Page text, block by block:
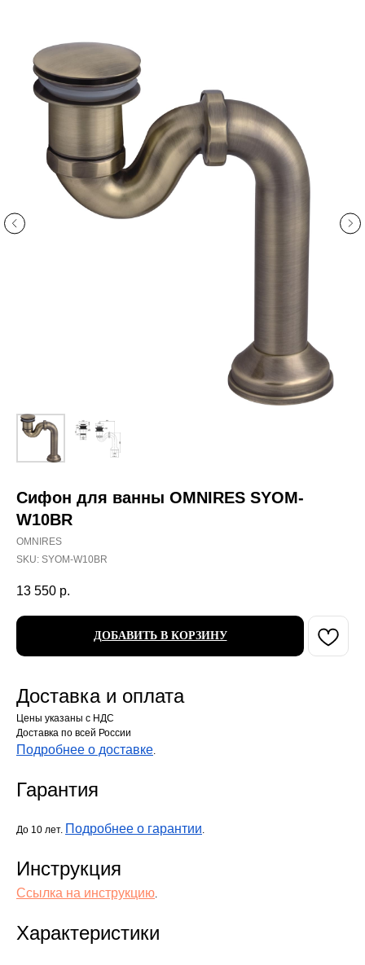
Сифон для ванны OMNIRES SYOM-
W10BR
OMNIRES
SKU: SYOM-W10BR
13 550 р.
ДОБАВИТЬ В КОРЗИНУ
Доставка и оплата
Цены указаны с НДС
Доставка по всей России
Подробнее о доставке.
Гарантия
До 10 лет. Подробнее о гарантии.
Инструкция
Ссылка на инструкцию.
Характеристики